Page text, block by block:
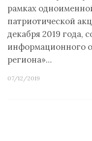
рамках
патриотической
декабря 2019 года,
информационного
региона»…
07/12/2019